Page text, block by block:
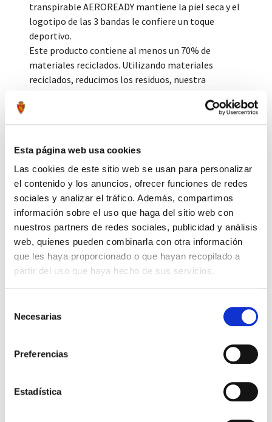
Esta página web usa cookies
Las cookies de este sitio web se usan para personalizar
el contenido y los anuncios, ofrecer funciones de redes
sociales y analizar el tráfico. Además, compartimos
información sobre el uso que haga del sitio web con
nuestros partners de redes sociales, publicidad y análisis
web, quienes pueden combinarla con otra información
que les haya proporcionado o que hayan recopilado a
partir del uso que haya hecho de sus servicios.
Necesarias
Preferencias
Estadística
transpirable AEROREADY mantiene la piel seca y el
logotipo de las 3 bandas le confiere un toque
deportivo.
Este producto contiene al menos un 70% de
materiales reciclados. Utilizando materiales
reciclados, reducimos los residuos, nuestra
Compartir por Whatsapp
Press to skip carousel
PRODUCTOS RELACIONADOS